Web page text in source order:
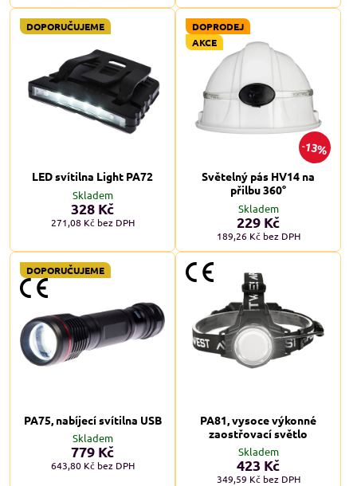
DOPORUČUJEME
LED svítilna Light PA72
Skladem
328 Kč
271,08 Kč bez DPH
13%
DOPRODEJ
AKCE
Světelný pás HV14 na
přilbu 360°
Skladem
229 Kč
189,26 Kč bez DPH
DOPORUČUJEME
PA75, nabíjecí svítilna USB
Skladem
779 Kč
643,80 Kč bez DPH
PA81, vysoce výkonné
zaostřovací světlo
Skladem
423 Kč
349,59 Kč bez DPH